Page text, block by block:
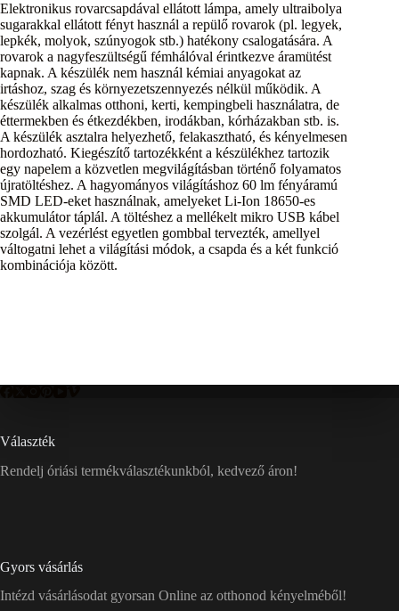
Elektronikus rovarcsapdával ellátott lámpa, amely ultraibolya
sugarakkal ellátott fényt használ a repülő rovarok (pl. legyek,
lepkék, molyok, szúnyogok stb.) hatékony csalogatására. A
rovarok a nagyfeszültségű fémhálóval érintkezve áramütést
kapnak. A készülék nem használ kémiai anyagokat az
irtáshoz, szag és környezetszennyezés nélkül működik. A
készülék alkalmas otthoni, kerti, kempingbeli használatra, de
éttermekben és étkezdékben, irodákban, kórházakban stb. is.
A készülék asztalra helyezhető, felakasztható, és kényelmesen
hordozható. Kiegészítő tartozékként a készülékhez tartozik
egy napelem a közvetlen megvilágításban történő folyamatos
újratöltéshez. A hagyományos világításhoz 60 lm fényáramú
SMD LED-eket használnak, amelyeket Li-Ion 18650-es
akkumulátor táplál. A töltéshez a mellékelt mikro USB kábel
szolgál. A vezérlést egyetlen gombbal tervezték, amellyel
váltogatni lehet a világítási módok, a csapda és a két funkció
kombinációja között.
Választék
Rendelj óriási termékválasztékunkból, kedvező áron!
Gyors vásárlás
Intézd vásárlásodat gyorsan Online az otthonod kényelméből!